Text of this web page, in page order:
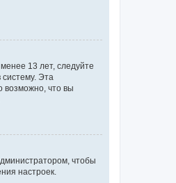
13 лет, следуйте
Эта
возможно, что вы
чтобы
настроек.